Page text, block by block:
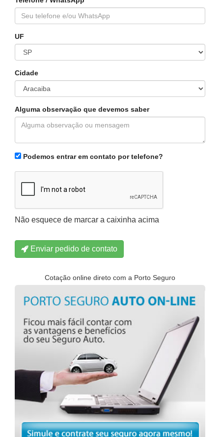
UF
Cidade
Alguma observação que devemos saber
Podemos entrar em contato por telefone?
Não esquece de marcar a caixinha acima
Enviar pedido de contato
Cotação online direto com a Porto Seguro